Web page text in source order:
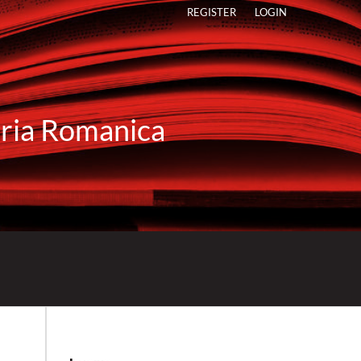
Romanica
REGISTER LOGIN